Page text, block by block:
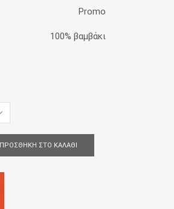
Promo
100% βαμβάκι
ΠΡΟΣΘΉΚΗ ΣΤΟ ΚΑΛΆΘΙ